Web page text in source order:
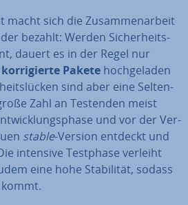
macht sich die Zu­sam­men­ar­beit
bezahlt: Werden Si­cher­heits­
dauert es in der Regel nur
kor­ri­gier­te Pakete hoch­ge­la­den
sind aber eine Sel­ten­
Zahl an Testenden meist
und vor der Ver­
stable-Version entdeckt und
intensive Testphase verleiht
eine hohe Sta­bi­li­tät, sodass